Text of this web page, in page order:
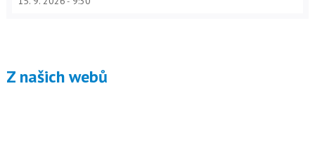
Z našich webů